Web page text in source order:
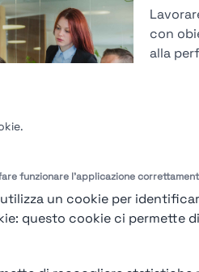
funzionare l'applicazione
utilizza un cookie per
questo cookie ci
con
alla